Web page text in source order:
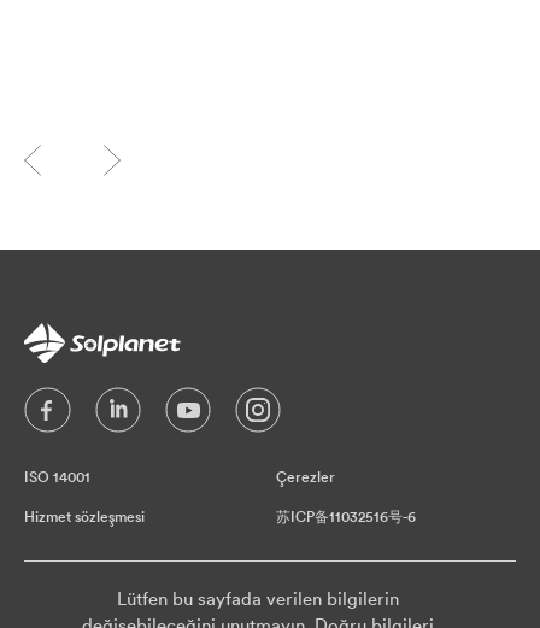
ISO 14001 Çerezler
Hizmet sözleşmesi 苏ICP备11032516号-6
Lütfen bu sayfada verilen bilgilerin